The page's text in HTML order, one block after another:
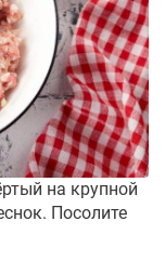
на крупной
Посолите